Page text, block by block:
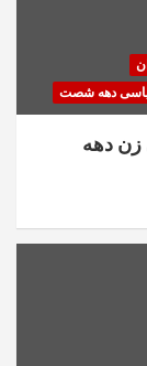
سیاسی دهه شصت
زن دهه